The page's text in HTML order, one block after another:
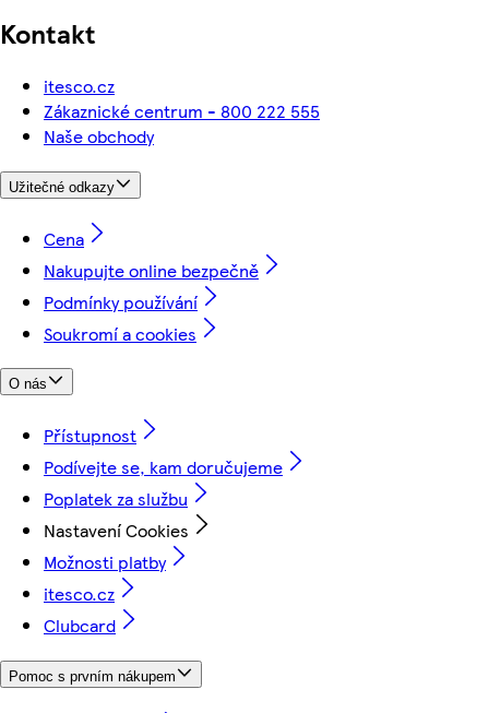
Kontakt
itesco.cz
Zákaznické centrum - 800 222 555
Naše obchody
Užitečné odkazy
Cena
Nakupujte online bezpečně
Podmínky používání
Soukromí a cookies
O nás
Přístupnost
Podívejte se, kam doručujeme
Poplatek za službu
Nastavení Cookies
Možnosti platby
itesco.cz
Clubcard
Pomoc s prvním nákupem